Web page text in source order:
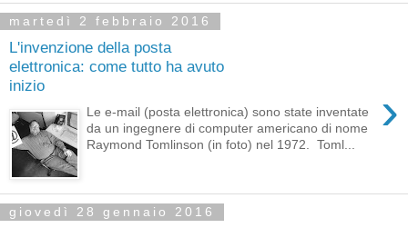
martedì 2 febbraio 2016
L'invenzione della posta
elettronica: come tutto ha avuto
inizio
›
Le e-mail (posta elettronica) sono state inventate
da un ingegnere di computer americano di nome
Raymond Tomlinson (in foto) nel 1972. Toml...
giovedì 28 gennaio 2016